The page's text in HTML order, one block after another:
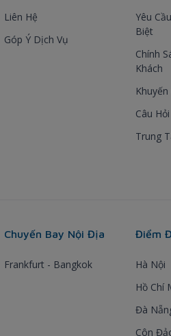
Liên Hệ
Góp Ý Dịch Vụ
Yêu
Biệt
Chính
Khách
Câu
Trung
Chuyến Bay Nội Địa
Frankfurt - Bangkok
Điểm
Hà Nội
Hồ Chí
Đà
Côn